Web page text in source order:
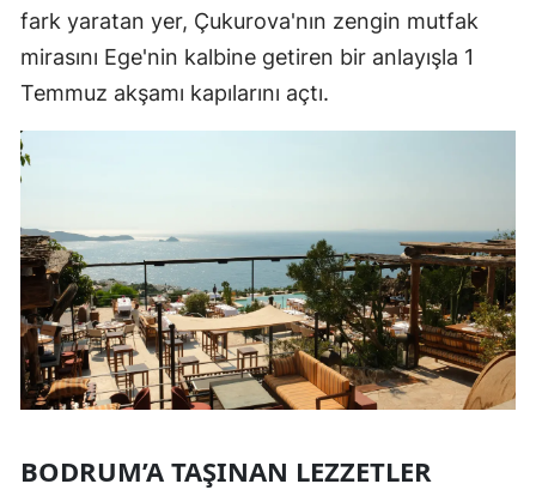
fark yaratan yer, Çukurova'nın zengin mutfak
mirasını Ege'nin kalbine getiren bir anlayışla 1
Temmuz akşamı kapılarını açtı.
BODRUM’A TAŞINAN LEZZETLER